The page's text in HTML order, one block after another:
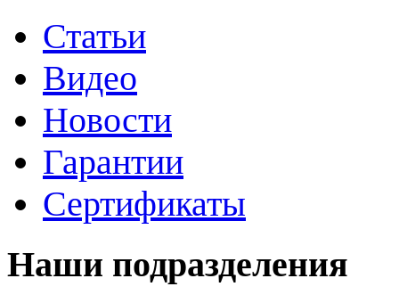
Статьи
Видео
Новости
Гарантии
Сертификаты
Наши подразделения